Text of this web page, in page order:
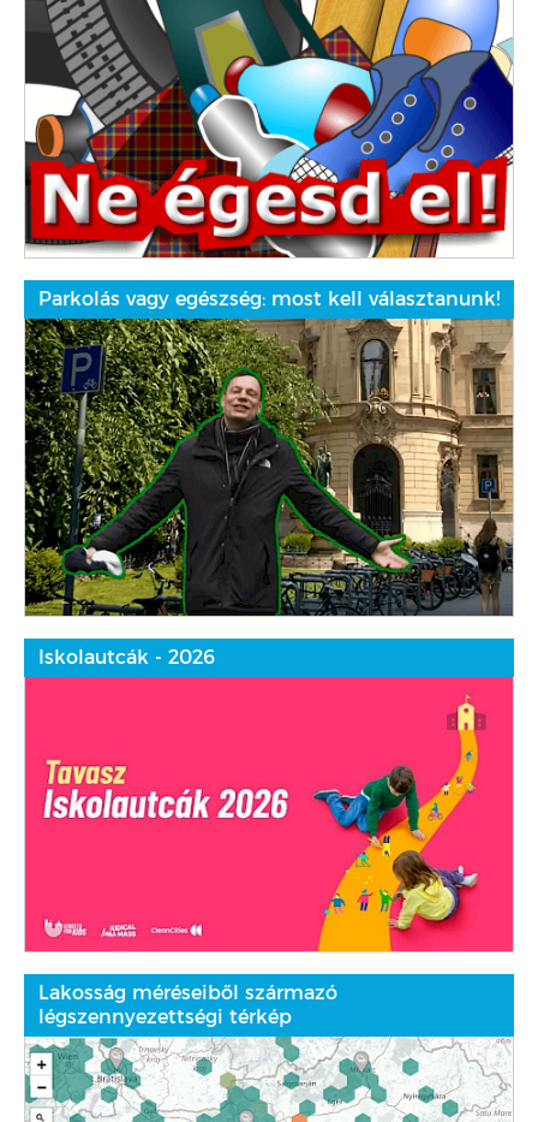
Parkolás vagy egészség: most kell választanunk!
Iskolautcák - 2026
Lakosság méréseiből származó
légszennyezettségi térkép